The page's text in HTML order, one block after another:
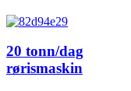
20 tonn/dag
rørismaskin